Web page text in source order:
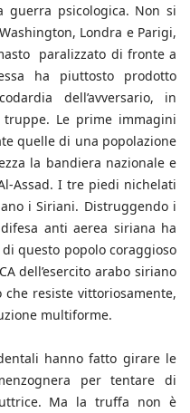
guerra psicologica. Non si
Londra e Parigi,
paralizzato di fronte a
ha piuttosto prodotto
dell’avversario, in
Le prime immagini
quelle di una popolazione
la bandiera nazionale e
Assad. I tre piedi nichelati
i Siriani. Distruggendo i
anti aerea siriana ha
questo popolo coraggioso
dell’esercito arabo siriano
resiste vittoriosamente,
multiforme.
hanno fatto girare le
per tentare di
Ma la truffa non è